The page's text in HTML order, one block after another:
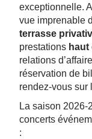
exceptionnelle.
vue imprenable
terrasse
prestations haut
relations
réservation de
rendez-vous sur
La saison 2026-
concerts
: